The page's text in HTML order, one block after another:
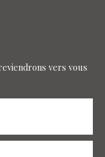
vers vous